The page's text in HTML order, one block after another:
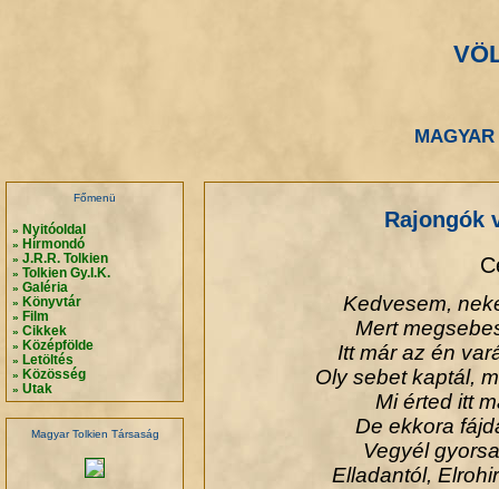
Főmenü
» Nyitóoldal
» Hírmondó
» J.R.R. Tolkien
» Tolkien Gy.I.K.
» Galéria
» Könyvtár
» Film
» Cikkek
» Középfölde
» Letöltés
» Közösség
» Utak
Magyar Tolkien Társaság
Rajongók
Kedvesem,
Mert
Itt már az én
Oly sebet kaptál,
Mi érted itt
De ekkora
Vegyél
Elladantól,